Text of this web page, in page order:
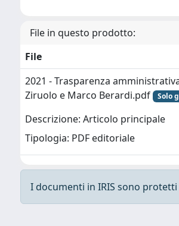
File in questo prodotto:
File
2021 - Trasparenza
Ziruolo e Marco Berardi.pdf
Solo
Descrizione: Articolo principale
Tipologia: PDF editoriale
I documenti in IRIS sono